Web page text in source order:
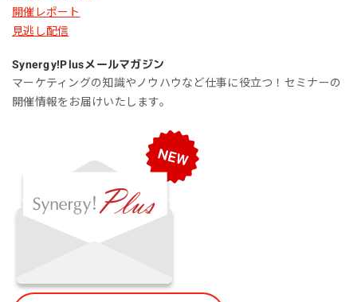
開催レポート
見逃し配信
Synergy!Plusメールマガジン
マーケティングの知識やノウハウなど仕事に役立つ！セミナーの
開催情報をお届けいたします。